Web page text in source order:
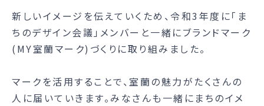
新しいイメージを伝えていくため、令和3年度に「ま
ちのデザイン会議」メンバーと一緒にブランドマーク
(MY室蘭マーク)づくりに取り組みました。
マークを活用することで、室蘭の魅力がたくさんの
人に届いていきます。みなさんも一緒にまちのイメ